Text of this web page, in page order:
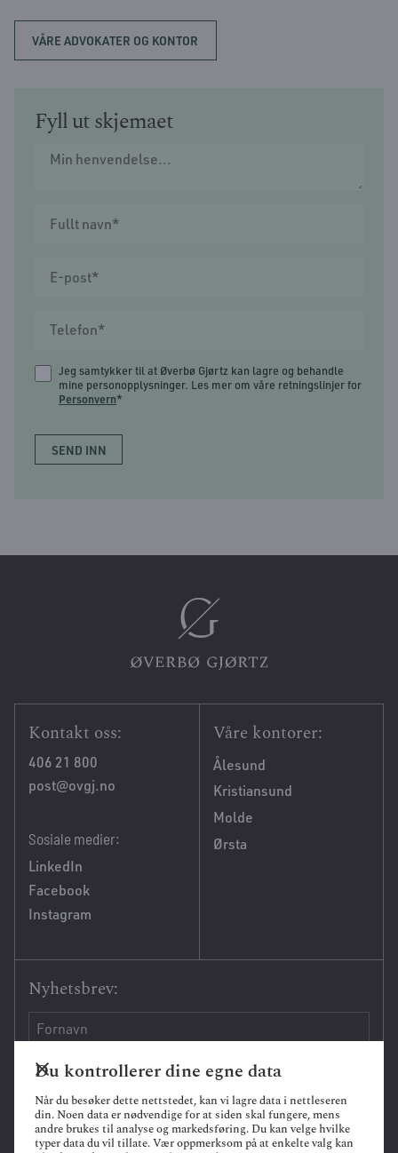
VÅRE ADVOKATER OG KONTOR
Fyll ut skjemaet
Jeg samtykker til at Øverbø Gjørtz kan lagre og behandle
mine personopplysninger. Les mer om våre retningslinjer for
Personvern*
Kontakt oss:
406 21 800
post@ovgj.no
Sosiale medier:
LinkedIn
Facebook
Instagram
Våre kontorer:
Ålesund
Kristiansund
Molde
Ørsta
Nyhetsbrev:
Du kontrollerer dine egne data
Når du besøker dette nettstedet, kan vi lagre data i nettleseren
din. Noen data er nødvendige for at siden skal fungere, mens
andre brukes til analyse og markedsføring. Du kan velge hvilke
typer data du vil tillate. Vær oppmerksom på at enkelte valg kan